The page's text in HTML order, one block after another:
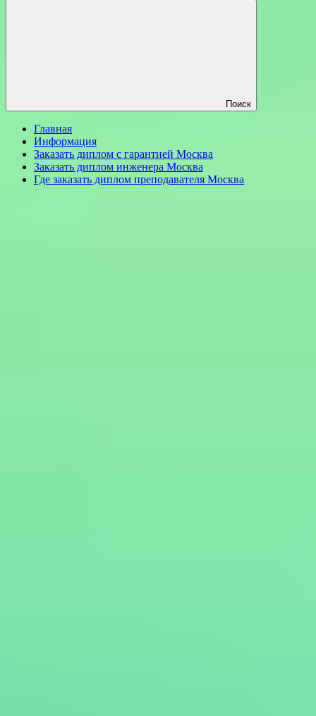
Поиск
Главная
Информация
Заказать диплом с гарантией Москва
Заказать диплом инженера Москва
Где заказать диплом преподавателя Москва